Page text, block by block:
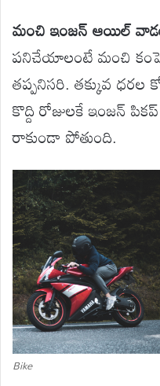
మంచి ఇంజన్ ఆయిల్
పనిచేయాలంటే మంచి
తప్పనిసరి. తక్కువ
కొద్ది రోజులకే ఇంజన్
రాకుండా పోతుంది.
Bike